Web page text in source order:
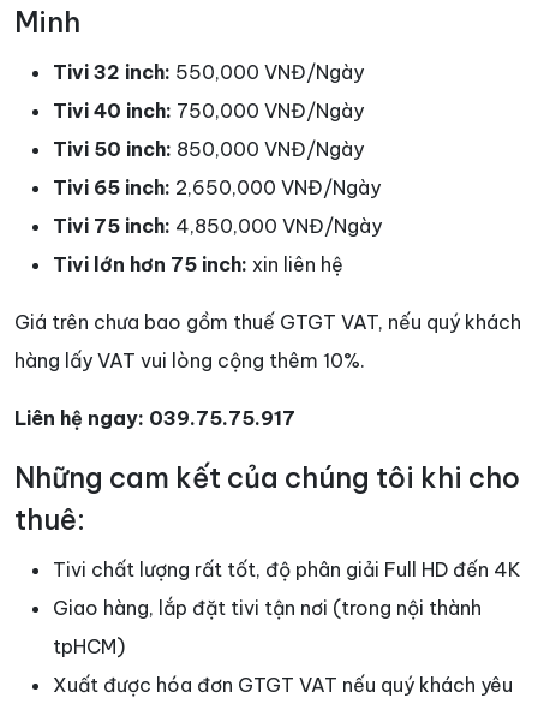
Minh
Tivi 32 inch: 550,000 VNĐ/Ngày
Tivi 40 inch: 750,000 VNĐ/Ngày
Tivi 50 inch: 850,000 VNĐ/Ngày
Tivi 65 inch: 2,650,000 VNĐ/Ngày
Tivi 75 inch: 4,850,000 VNĐ/Ngày
Tivi lớn hơn 75 inch: xin liên hệ
Giá trên chưa bao gồm thuế GTGT VAT, nếu quý khách
hàng lấy VAT vui lòng cộng thêm 10%.
Liên hệ ngay: 039.75.75.917
Những cam kết của chúng tôi khi cho
thuê:
Tivi chất lượng rất tốt, độ phân giải Full HD đến 4K
Giao hàng, lắp đặt tivi tận nơi (trong nội thành
tpHCM)
Xuất được hóa đơn GTGT VAT nếu quý khách yêu